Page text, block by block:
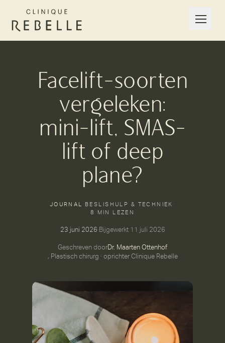
Facelift-soorten
vergeleken:
mini-lift, SMAS-
lift of deep
plane?
JOURNAL · BESLISHULP & TECHNIEK ·
8 MIN LEZEN
23 juni 2026· Bijgewerkt 11 juli 2026
Geschreven doorDr. Maarten Ottenhof
, Plastisch chirurg · oprichter Clinique Rebelle